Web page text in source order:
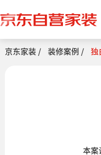
京东家装 / 装修案例 / 独
本案